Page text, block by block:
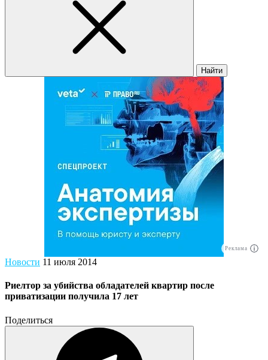
Найти
Реклама
Новости 11 июля 2014
Риелтор за убийства обладателей квартир после
приватизации получила 17 лет
Поделиться